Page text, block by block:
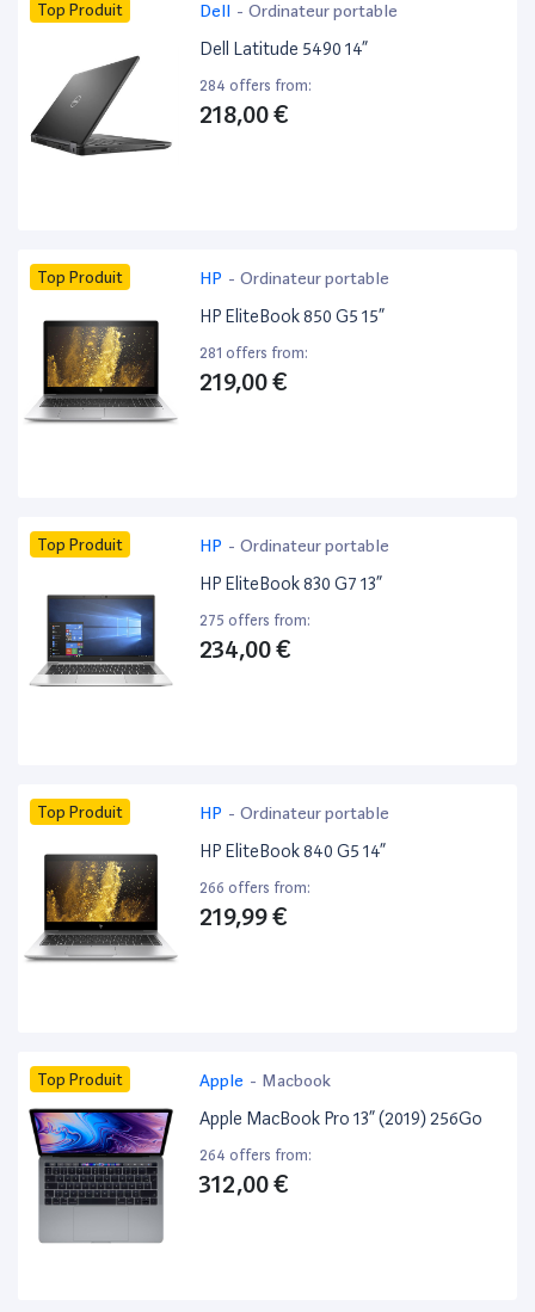
Top Produit Dell - Ordinateur portable
Dell Latitude 5490 14”
284 offers from:
218,00 €
Top Produit HP - Ordinateur portable
HP EliteBook 850 G5 15”
281 offers from:
219,00 €
Top Produit HP - Ordinateur portable
HP EliteBook 830 G7 13”
275 offers from:
234,00 €
Top Produit HP - Ordinateur portable
HP EliteBook 840 G5 14”
266 offers from:
219,99 €
Top Produit Apple - Macbook
Apple MacBook Pro 13” (2019) 256Go
264 offers from:
312,00 €